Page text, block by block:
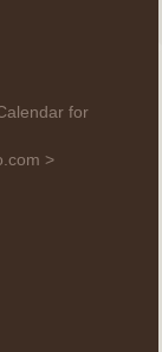
for
>